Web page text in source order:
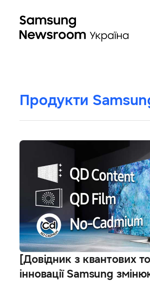
Продукти
[Довідник з квантових
інновації Samsung